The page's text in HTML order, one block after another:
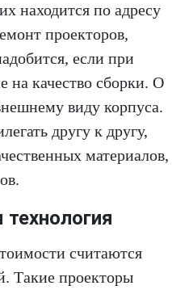
находится по адресу
проекторов,
если при
на качество сборки. О
виду корпуса.
другу к другу,
материалов,
считаются
Такие проекторы